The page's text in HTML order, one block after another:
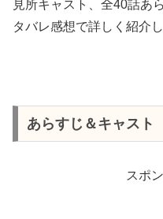
見所キャスト、全40話あ
タバレ感想で詳しく紹介し
あらすじ＆キャスト
スポ